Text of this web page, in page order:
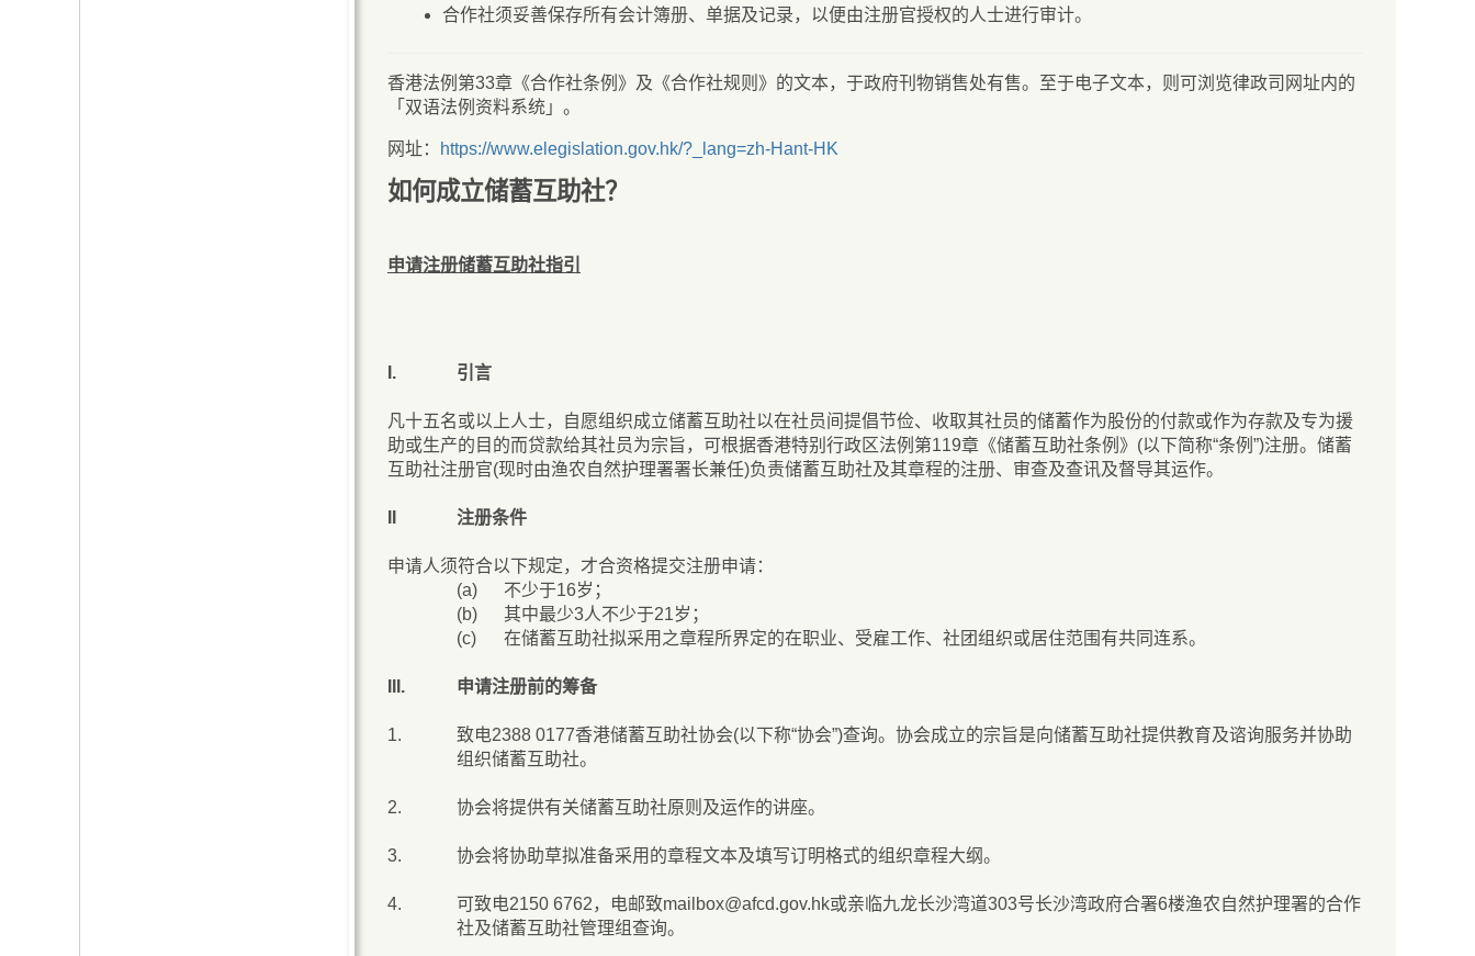
合作社须妥善保存所有会计簿册、单据及记录，以便由注册官授权的人士进行审计。
香港法例第33章《合作社条例》及《合作社规则》的文本，于政府刊物销售处有售。至于电子文本，则可浏览律政司网址内的
「双语法例资料系统」。
网址： https://www.elegislation.gov.hk/?_lang=zh-Hant-HK
如何成立储蓄互助社？
申请注册储蓄互助社指引
I. 引言
凡十五名或以上人士，自愿组织成立储蓄互助社以在社员间提倡节俭、收取其社员的储蓄作为股份的付款或作为存款及专为援
助或生产的目的而贷款给其社员为宗旨，可根据香港特别行政区法例第119章《储蓄互助社条例》(以下简称“条例”)注册。储蓄
互助社注册官(现时由渔农自然护理署署长兼任)负责储蓄互助社及其章程的注册、审查及查讯及督导其运作。
注册条件
申请人须符合以下规定，才合资格提交注册申请：
(a)
不少于16岁；
(b)
其中最少3人不少于21岁；
(c)
在储蓄互助社拟采用之章程所界定的在职业、受雇工作、社团组织或居住范围有共同连系。
III. 申请注册前的筹备
1.
致电2388 0177香港储蓄互助社协会(以下称“协会”)查询。协会成立的宗旨是向储蓄互助社提供教育及谘询服务并协助
组织储蓄互助社。
2. 协会将提供有关储蓄互助社原则及运作的讲座。
3. 协会将协助草拟准备采用的章程文本及填写订明格式的组织章程大纲。
4.
可致电2150 6762，电邮致mailbox@afcd.gov.hk或亲临九龙长沙湾道303号长沙湾政府合署6楼渔农自然护理署的合作
社及储蓄互助社管理组查询。